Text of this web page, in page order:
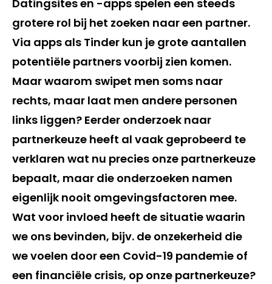
Datingsites en -apps spelen een steeds
grotere rol bij het zoeken naar een partner.
Via apps als Tinder kun je grote aantallen
potentiële partners voorbij zien komen.
Maar waarom swipet men soms naar
rechts, maar laat men andere personen
links liggen? Eerder onderzoek naar
partnerkeuze heeft al vaak geprobeerd te
verklaren wat nu precies onze partnerkeuze
bepaalt, maar die onderzoeken namen
eigenlijk nooit omgevingsfactoren mee.
Wat voor invloed heeft de situatie waarin
we ons bevinden, bijv. de onzekerheid die
we voelen door een Covid-19 pandemie of
een financiële crisis, op onze partnerkeuze?